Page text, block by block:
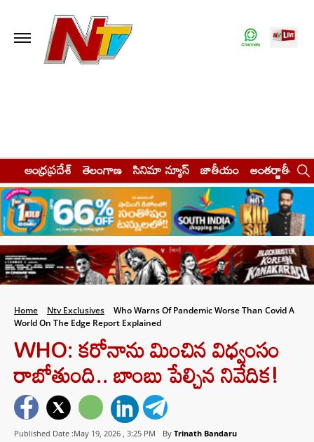
ఆంధ్రప్రదేశ్ తెలంగాణ సినిమా న్యూస్ జాతీయం అంతర్జాతీయం
Home Ntv Exclusives
Who Warns Of Pandemic Worse Than Covid A
World On The Edge Report Explained
WHO: కరోనాను మించిన విధ్వంసం
రాబోతుంది.. బాంబు పేల్చిన నివేదిక!
Published Date :May 19, 2026 , 3:25 PM By Trinath Bandaru